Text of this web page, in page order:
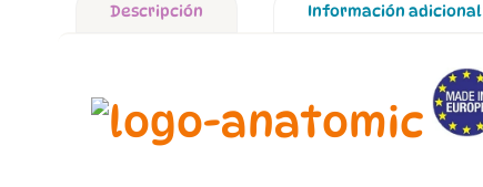
Descripción Información adicional